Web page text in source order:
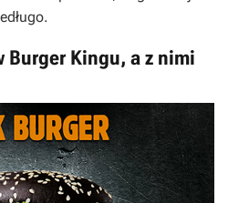
Burger Kingu, a z nimi